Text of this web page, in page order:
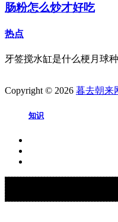
肠粉怎么炒才好吃
热点
牙签搅水缸是什么梗月球
Copyright © 2026 暮去朝来
知识